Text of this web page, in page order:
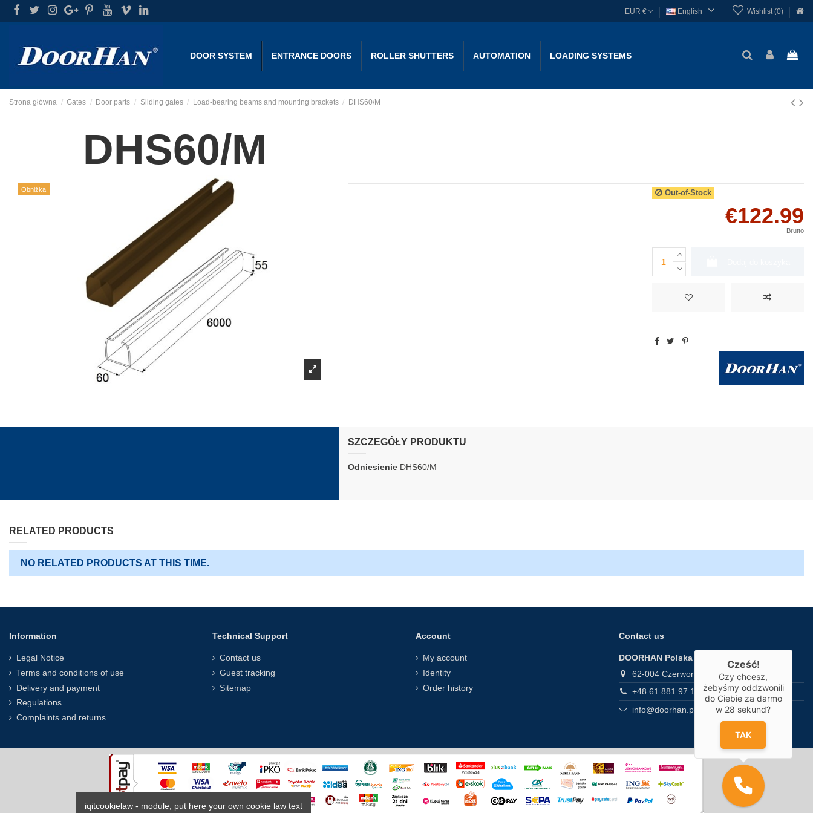
EUR € English Wishlist (0) 
DOOR SYSTEM ENTRANCE DOORS ROLLER SHUTTERS AUTOMATION LOADING SYSTEMS
Strona główna Gates Door parts Sliding gates Load-bearing beams and mounting brackets DHS60/M
DHS60/M
Obniżka Out-of-Stock
€122.99
Brutto
SZCZEGÓŁY PRODUKTU
Odniesienie DHS60/M
RELATED PRODUCTS
NO RELATED PRODUCTS AT THIS TIME.
Information
Legal Notice
Terms and conditions of use
Delivery and payment
Regulations
Complaints and returns
Technical Support
Contact us
Guest tracking
Sitemap
Account
My account
Identity
Order history
Contact us
DOORHAN Polska
62-004 Czerwonak, Gdyńska 32
+48 61 881 97 10
info@doorhan.pl
iqitcookielaw - module, put here your own cookie law text
Cześć!
Czy chcesz,
żebyśmy oddzwonili
do Ciebie za darmo
w 28 sekund?
TAK